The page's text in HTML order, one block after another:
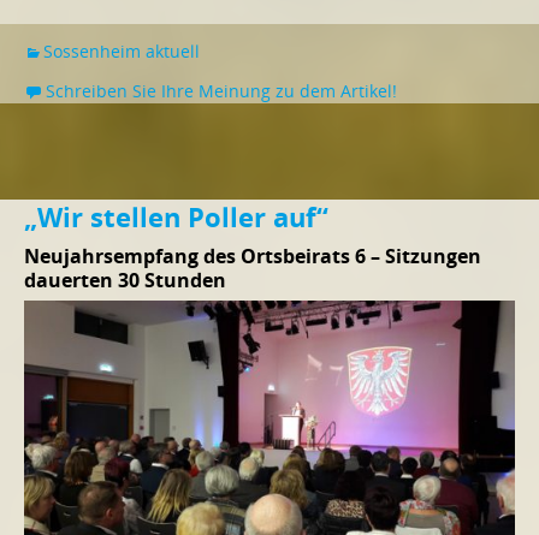
Sossenheim aktuell
Schreiben Sie Ihre Meinung zu dem Artikel!
„Wir stellen Poller auf“
Neujahrsempfang des Ortsbeirats 6 – Sitzungen
dauerten 30 Stunden